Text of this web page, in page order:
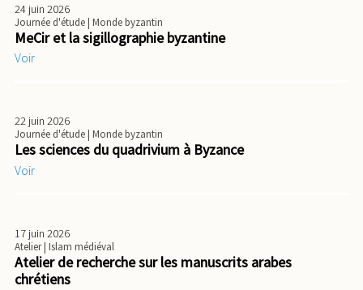
24 juin 2026
Journée d'étude| Monde byzantin
MeCir et la sigillographie byzantine
Voir
22 juin 2026
Journée d'étude| Monde byzantin
Les sciences du quadrivium à Byzance
Voir
17 juin 2026
Atelier| Islam médiéval
Atelier de recherche sur les manuscrits arabes
chrétiens